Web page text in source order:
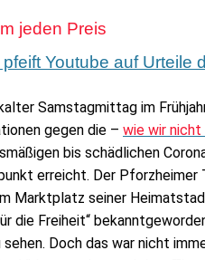
jeden Preis
Youtube auf Urteile
Samstagmittag im
gegen die – wie wir
bis schädlichen
erreicht. Der Pforzheimer
Marktplatz seiner
die Freiheit“
sehen. Doch das war nicht